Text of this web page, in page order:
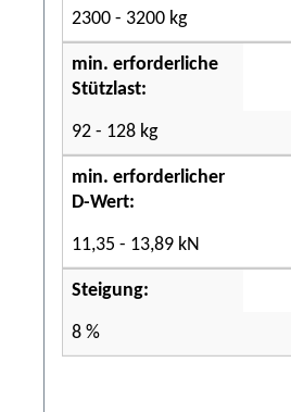
2300 - 3200 kg
min. erforderliche
Stützlast:
92 - 128 kg
min. erforderlicher
D-Wert:
11,35 - 13,89 kN
Steigung:
8 %